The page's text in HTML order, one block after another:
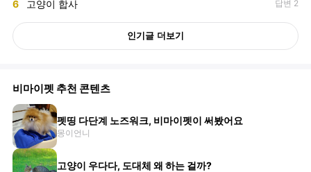
6 고양이 합사 답변 2
인기글 더보기
비마이펫 추천 콘텐츠
펫띵 다단계 노즈워크, 비마이펫이 써봤어요
몽이언니
고양이 우다다, 도대체 왜 하는 걸까?